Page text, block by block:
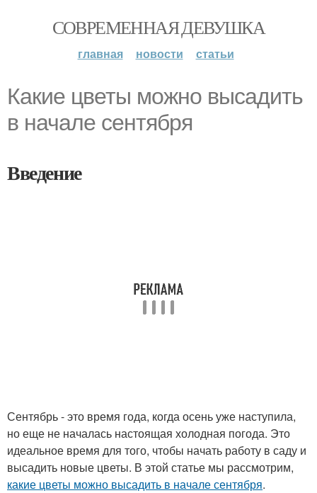
СОВРЕМЕННАЯ ДЕВУШКА
главная новости статьи
Какие цветы можно высадить
в начале сентября
Введение
Сентябрь - это время года, когда осень уже наступила,
но еще не началась настоящая холодная погода. Это
идеальное время для того, чтобы начать работу в саду и
высадить новые цветы. В этой статье мы рассмотрим,
какие цветы можно высадить в начале сентября.